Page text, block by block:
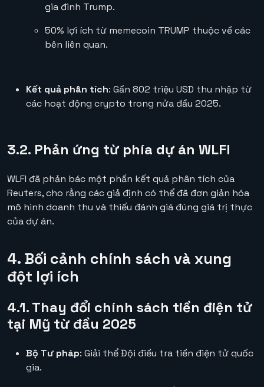
gia đình Trump.
50% lợi ích từ memecoin TRUMP thuộc về các
bên liên quan.
Kết quả phân tích: Gần 802 triệu USD thu nhập từ
các hoạt động crypto trong nửa đầu 2025.
3.2. Phản ứng từ phía dự án WLFI
WLFI đã phản bác một phần kết quả phân tích của
Reuters, cho rằng các giả định có thể đã đơn giản hóa
mô hình doanh thu và thiếu đánh giá đúng giá trị thực
của dự án.
4. Bối cảnh chính sách và xung
đột lợi ích
4.1. Thay đổi chính sách tiền điện tử
tại Mỹ từ đầu 2025
Bộ Tư pháp: Giải thể Đội điều tra tiền điện tử quốc
gia.